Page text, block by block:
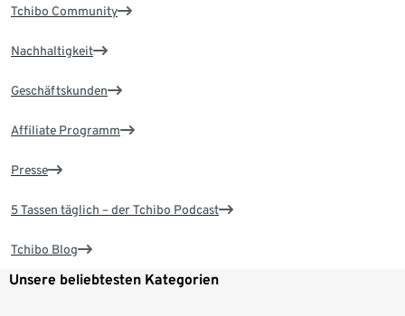
Tchibo Community
Nachhaltigkeit
Geschäftskunden
Affiliate Programm
Presse
5 Tassen täglich – der Tchibo Podcast
Tchibo Blog
Unsere beliebtesten Kategorien